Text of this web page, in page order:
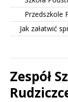
Przedszkole
Jak załatwić
Zespół